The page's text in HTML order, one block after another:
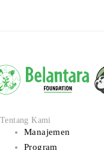
Tentang Kami
Manajemen
Program